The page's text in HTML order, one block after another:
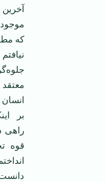
که
بر
راهی
قوه